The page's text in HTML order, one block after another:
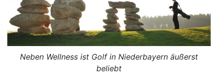
Neben Wellness ist Golf in Niederbayern äußerst
beliebt